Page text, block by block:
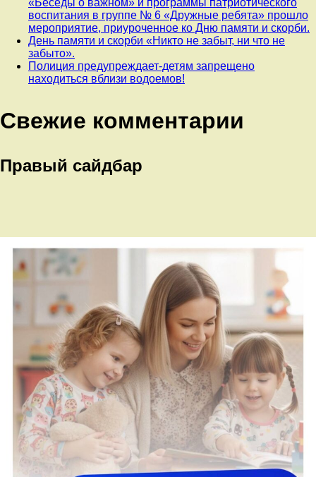
«Беседы о важном» и программы патриотического
воспитания в группе № 6 «Дружные ребята» прошло
мероприятие, приуроченное ко Дню памяти и скорби.
День памяти и скорби «Никто не забыт, ни что не
забыто».
Полиция предупреждает-детям запрещено
находиться вблизи водоемов!
Свежие комментарии
Правый сайдбар